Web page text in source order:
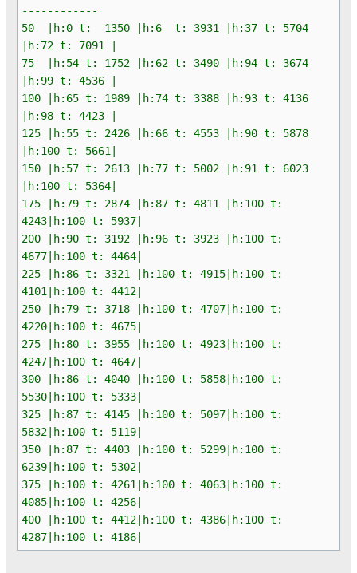
------------
50 |h:0 t: 1350 |h:6 t: 3931 |h:37 t: 5704
|h:72 t: 7091 |
75 |h:54 t: 1752 |h:62 t: 3490 |h:94 t: 3674
|h:99 t: 4536 |
100 |h:65 t: 1989 |h:74 t: 3388 |h:93 t: 4136
|h:98 t: 4423 |
125 |h:55 t: 2426 |h:66 t: 4553 |h:90 t: 5878
|h:100 t: 5661|
150 |h:57 t: 2613 |h:77 t: 5002 |h:91 t: 6023
|h:100 t: 5364|
175 |h:79 t: 2874 |h:87 t: 4811 |h:100 t:
4243|h:100 t: 5937|
200 |h:90 t: 3192 |h:96 t: 3923 |h:100 t:
4677|h:100 t: 4464|
225 |h:86 t: 3321 |h:100 t: 4915|h:100 t:
4101|h:100 t: 4412|
250 |h:79 t: 3718 |h:100 t: 4707|h:100 t:
4220|h:100 t: 4675|
275 |h:80 t: 3955 |h:100 t: 4923|h:100 t:
4247|h:100 t: 4647|
300 |h:86 t: 4040 |h:100 t: 5858|h:100 t:
5530|h:100 t: 5333|
325 |h:87 t: 4145 |h:100 t: 5097|h:100 t:
5832|h:100 t: 5119|
350 |h:87 t: 4403 |h:100 t: 5299|h:100 t:
6239|h:100 t: 5302|
375 |h:100 t: 4261|h:100 t: 4063|h:100 t:
4085|h:100 t: 4256|
400 |h:100 t: 4412|h:100 t: 4386|h:100 t:
4287|h:100 t: 4186|